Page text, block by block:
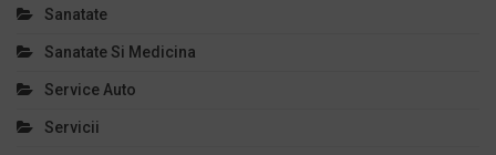
Sanatate
Sanatate Si Medicina
Service Auto
Servicii